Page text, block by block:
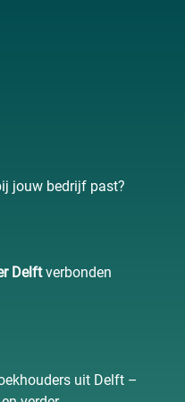
jouw bedrijf past?
Delftverbonden
uit Delft –